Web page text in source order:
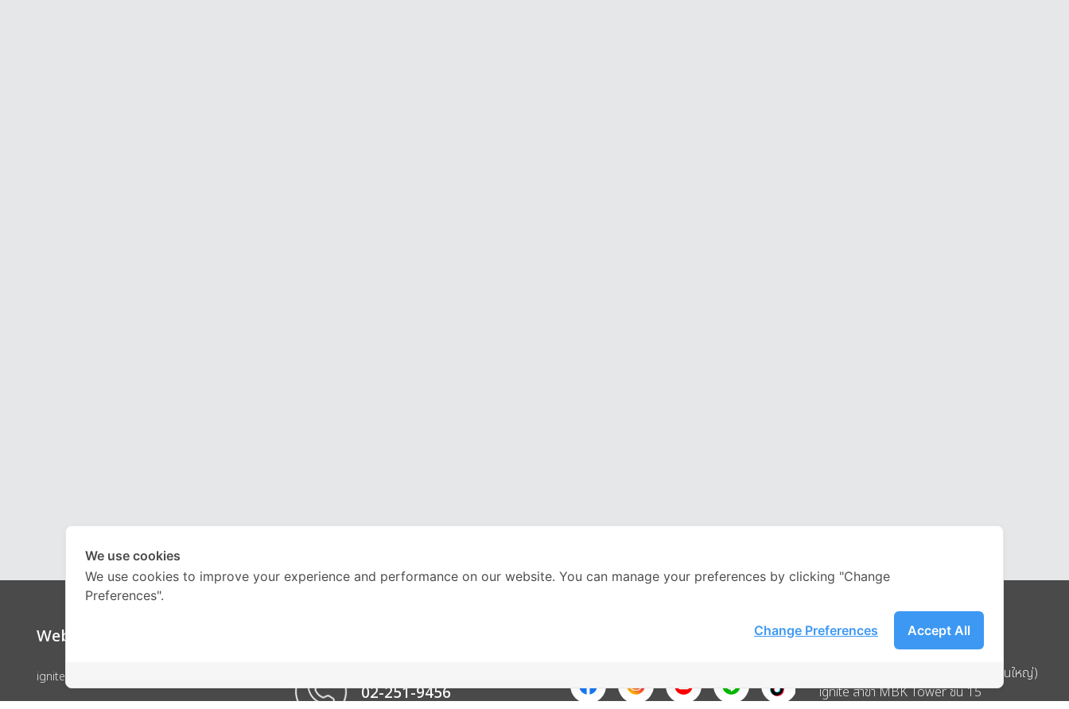
Website
ignite by OnDemand
02-251-9456
Address
บริษัท อิกไนท์ เอ สตาร์ จำกัด (สำนักงานใหญ่)
ignite สาขา MBK Tower ชั้น 15
We use cookies
We use cookies to improve your experience and performance on our website. You can manage your preferences by clicking "Change
Preferences".
Accept All
Change Preferences